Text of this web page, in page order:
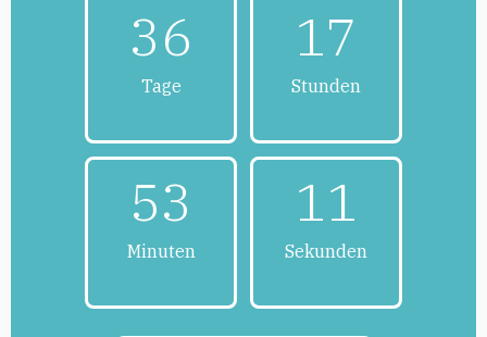
36
Tage
17
Stunden
53
Minuten
10
Sekunden